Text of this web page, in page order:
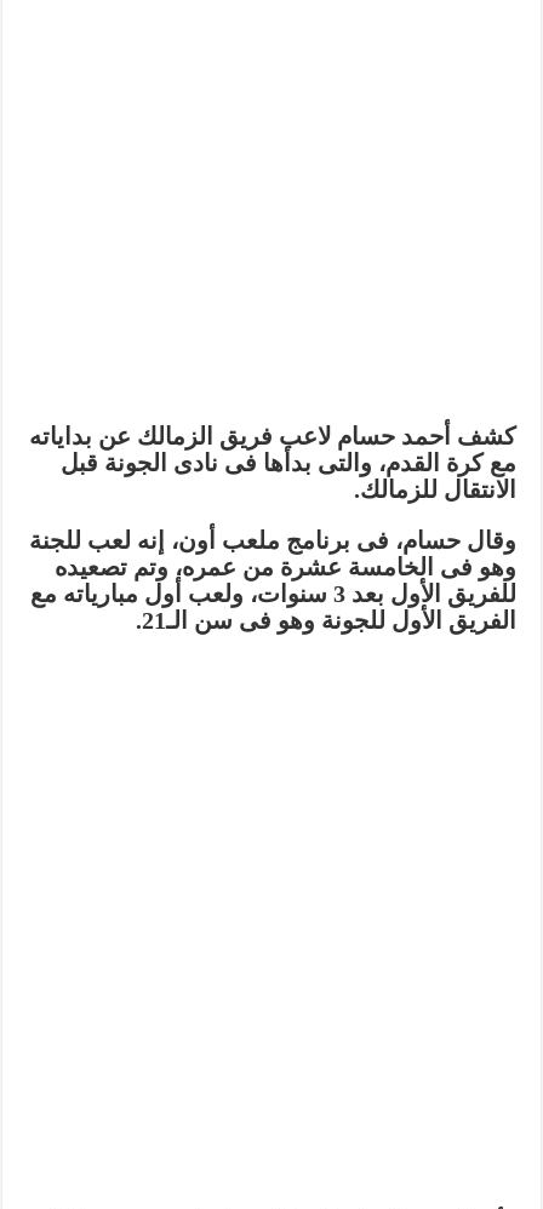
كشف أحمد حسام لاعب فريق الزمالك عن بداياته
مع كرة القدم، والتى بدأها فى نادى الجونة قبل
الانتقال للزمالك.
وقال حسام، فى برنامج ملعب أون، إنه لعب للجنة
وهو فى الخامسة عشرة من عمره، وتم تصعيده
للفريق الأول بعد 3 سنوات، ولعب أول مبارياته مع
الفريق الأول للجونة وهو فى سن الـ21.